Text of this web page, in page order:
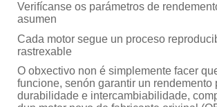
Verifícanse os parámetros de
asumen
Cada motor segue un proceso
rastrexable
O obxectivo non é simplemente facer
funcione, senón garantir un rendemento
durabilidade e intercambiabilidade,